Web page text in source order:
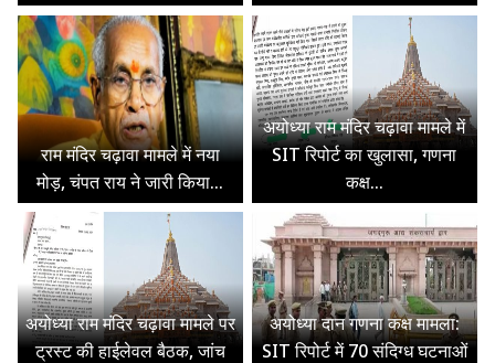
राम मंदिर चढ़ावा मामले में नया
मोड़, चंपत राय ने जारी किया...
अयोध्या राम मंदिर चढ़ावा मामले में
SIT रिपोर्ट का खुलासा, गणना
कक्ष...
अयोध्या राम मंदिर चढ़ावा मामले पर
ट्रस्ट की हाईलेवल बैठक, जांच
अयोध्या दान गणना कक्ष मामला:
SIT रिपोर्ट में 70 संदिग्ध घटनाओं